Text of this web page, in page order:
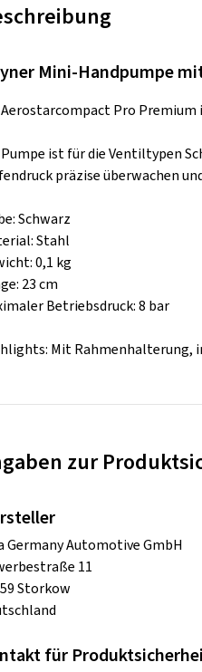
Mini-Handpumpe
Aerostarcompact Pro
Pumpe ist für die Ventiltypen
präzise überwachen
Schwarz
Stahl
0,1 kg
23 cm
Betriebsdruck: 8 bar
Mit Rahmenhalterung,
zur
Germany Automotive GmbH
11
Storkow
für